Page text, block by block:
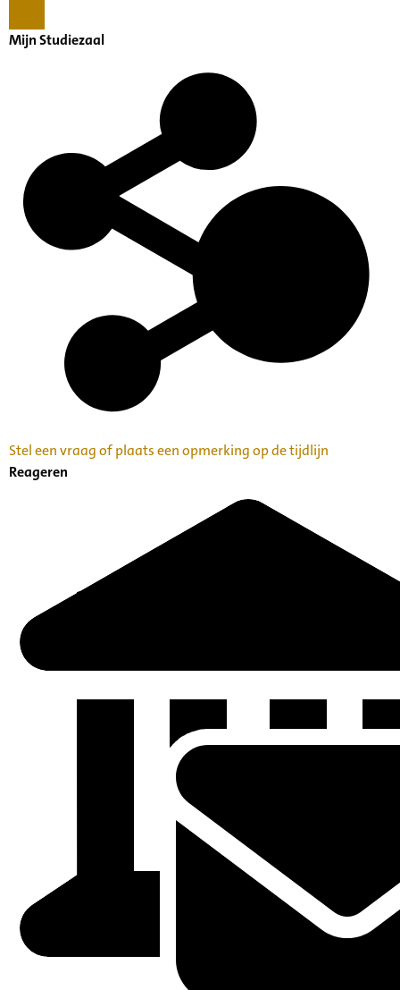
Mijn Studiezaal
Stel een vraag of plaats een opmerking op de tijdlijn
Reageren